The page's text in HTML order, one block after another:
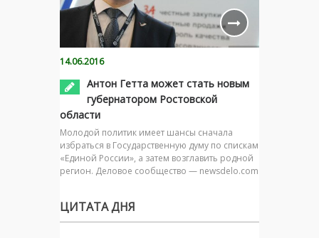
14.06.2016
Антон Гетта может стать новым
губернатором Ростовской
области
Молодой политик имеет шансы сначала
избраться в Государственную думу по спискам
«Единой России», а затем возглавить родной
регион. Деловое сообщество — newsdelo.com
ЦИТАТА ДНЯ